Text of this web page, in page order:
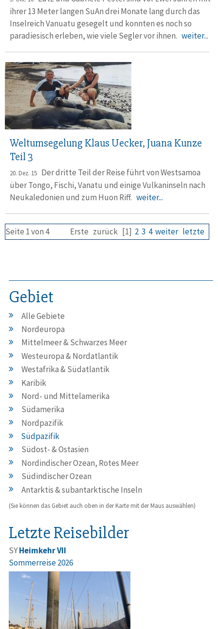
ihrer 13 Meter langen SuAn drei Monate lang durch das
Inselreich Vanuatu gesegelt und konnten es noch so
paradiesisch erleben, wie viele Segler vor ihnen. weiter...
Weltumsegelung Klaus Uecker, Juana Kunze
Teil 3
20. Dez. 15 Der dritte Teil der Reise führt von Westsamoa
über Tongo, Fischi, Vanatu und einige Vulkaninseln nach
Neukaledonien und zum Huon Riff. weiter...
Seite 1 von 4 Erste zurück [1] 2 3 4 weiter letzte
Gebiet
Alle Gebiete
Nordeuropa
Mittelmeer & Schwarzes Meer
Westeuropa & Nordatlantik
Westafrika & Südatlantik
Karibik
Nord- und Mittelamerika
Südamerika
Nordpazifik
Südpazifik
Südost- & Ostasien
Nordindischer Ozean, Rotes Meer
Südindischer Ozean
Antarktis & subantarktische Inseln
(Sie können das Gebiet auch oben in der Karte mit der Maus auswählen)
Letzte Reisebilder
SYHeimkehr VII
Sommerreise 2026